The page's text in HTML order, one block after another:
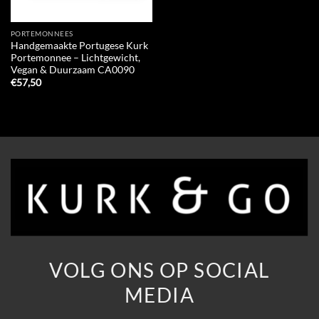
PORTEMONNEES
Handgemaakte Portugese Kurk
Portemonnee – Lichtgewicht,
Vegan & Duurzaam CA0090
€57,50
VOLG ONS OP SOCIAL
MEDIA